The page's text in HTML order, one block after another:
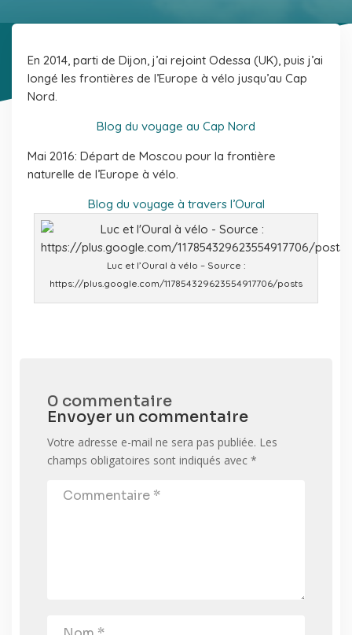
En 2014, parti de Dijon, j’ai rejoint Odessa (UK), puis j’ai
longé les frontières de l’Europe à vélo jusqu’au Cap
Nord.
Blog du voyage au Cap Nord
Mai 2016: Départ de Moscou pour la frontière
naturelle de l’Europe à vélo.
Blog du voyage à travers l’Oural
Luc et l’Oural à vélo – Source :
https://plus.google.com/117854329623554917706/posts
0 commentaire
Envoyer un commentaire
Votre adresse e-mail ne sera pas publiée. Les
champs obligatoires sont indiqués avec *